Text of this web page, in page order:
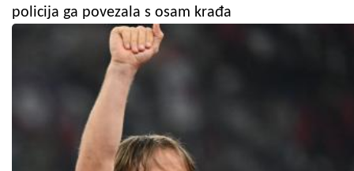
policija ga povezala s osam krađa